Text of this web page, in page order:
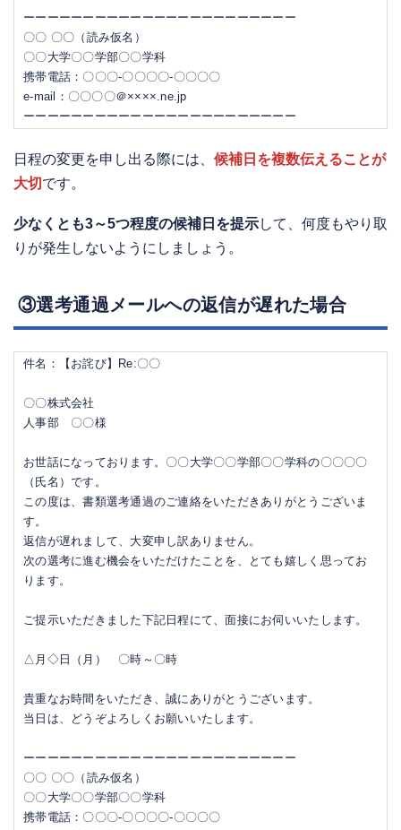
ーーーーーーーーーーーーーーーーーーーーーーー
〇〇 〇〇（読み仮名）
〇〇大学〇〇学部〇〇学科
携帯電話：〇〇〇-〇〇〇〇-〇〇〇〇
e-mail：〇〇〇〇＠××××.ne.jp
ーーーーーーーーーーーーーーーーーーーーーーー
日程の変更を申し出る際には、 候補日を複数伝えることが
大切 です。
少なくとも3～5つ程度の候補日を提示して、何度もやり取
りが発生しないようにしましょう。
③選考通過メールへの返信が遅れた場合
件名：【お詫び】Re:〇〇
〇〇株式会社
人事部 〇〇様
お世話になっております。〇〇大学〇〇学部〇〇学科の〇〇〇〇
（氏名）です。
この度は、書類選考通過のご連絡をいただきありがとうございま
す。
返信が遅れまして、大変申し訳ありません。
次の選考に進む機会をいただけたことを、とても嬉しく思ってお
ります。
ご提示いただきました下記日程にて、面接にお伺いいたします。
△月◇日（月） 〇時～〇時
貴重なお時間をいただき、誠にありがとうございます。
当日は、どうぞよろしくお願いいたします。
ーーーーーーーーーーーーーーーーーーーーーーー
〇〇 〇〇（読み仮名）
〇〇大学〇〇学部〇〇学科
携帯電話：〇〇〇-〇〇〇〇-〇〇〇〇